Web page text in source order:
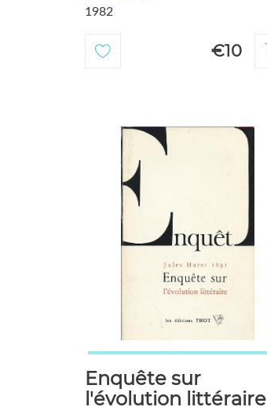
1982
€10
Enquête sur
l'évolution littéraire